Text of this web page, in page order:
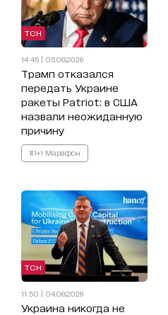
ТСН
14:45 | 05.08.2026
Трамп отказался
передать Украине
ракеты Patriot: в США
назвали неожиданную
причину
#1+1 Марафон
ТСН
11:50 | 04.08.2026
Украина никогда не